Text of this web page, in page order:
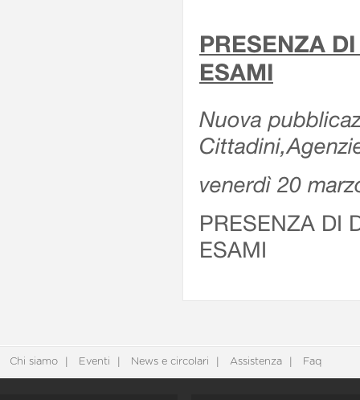
PRESENZA
ESAMI
Nuova
venerdì 20
PRESENZA DI
ESAMI
Chi siamo Eventi News e circolari Assistenza Faq